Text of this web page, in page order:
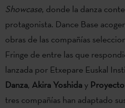
Showcase, donde la danza
protagonista. Dance Base
obras de las compañías
Fringe de entre las que
lanzada por Etxepare Euskal
Danza, Akira Yoshida y
tres compañías han adaptado